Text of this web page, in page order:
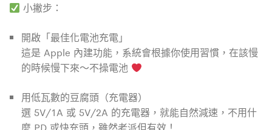
小撇步：
開啟「最佳化電池充電」
這是 Apple 內建功能，系統會根據你使用習慣，在該慢
的時候慢下來～不操電池
用低瓦數的豆腐頭（充電器）
選 5V/1A 或 5V/2A 的充電器，就能自然減速，不用什